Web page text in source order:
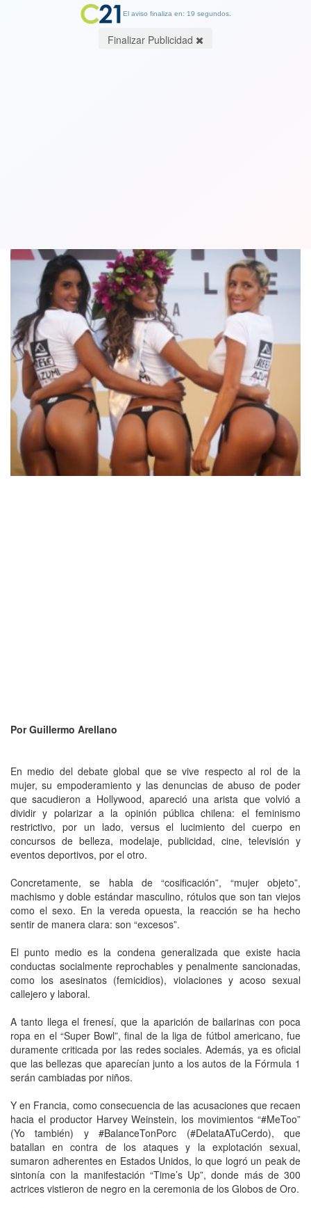
Por Guillermo Arellano
En medio del debate global que se vive respecto al rol de la
mujer, su empoderamiento y las denuncias de abuso de poder
que sacudieron a Hollywood, apareció una arista que volvió a
dividir y polarizar a la opinión pública chilena: el feminismo
restrictivo, por un lado, versus el lucimiento del cuerpo en
concursos de belleza, modelaje, publicidad, cine, televisión y
eventos deportivos, por el otro.
Concretamente, se habla de “cosificación”, “mujer objeto”,
machismo y doble estándar masculino, rótulos que son tan viejos
como el sexo. En la vereda opuesta, la reacción se ha hecho
sentir de manera clara: son “excesos”.
El punto medio es la condena generalizada que existe hacia
conductas socialmente reprochables y penalmente sancionadas,
como los asesinatos (femicidios), violaciones y acoso sexual
callejero y laboral.
A tanto llega el frenesí, que la aparición de bailarinas con poca
ropa en el “Super Bowl”, final de la liga de fútbol americano, fue
duramente criticada por las redes sociales. Además, ya es oficial
que las bellezas que aparecían junto a los autos de la Fórmula 1
serán cambiadas por niños.
Y en Francia, como consecuencia de las acusaciones que recaen
hacia el productor Harvey Weinstein, los movimientos “#MeToo”
(Yo también) y #BalanceTonPorc (#DelataATuCerdo), que
batallan en contra de los ataques y la explotación sexual,
sumaron adherentes en Estados Unidos, lo que logró un peak de
sintonía con la manifestación “Time’s Up”, donde más de 300
actrices vistieron de negro en la ceremonia de los Globos de Oro.
El aviso finaliza en: 18 segundos.
Finalizar Publicidad